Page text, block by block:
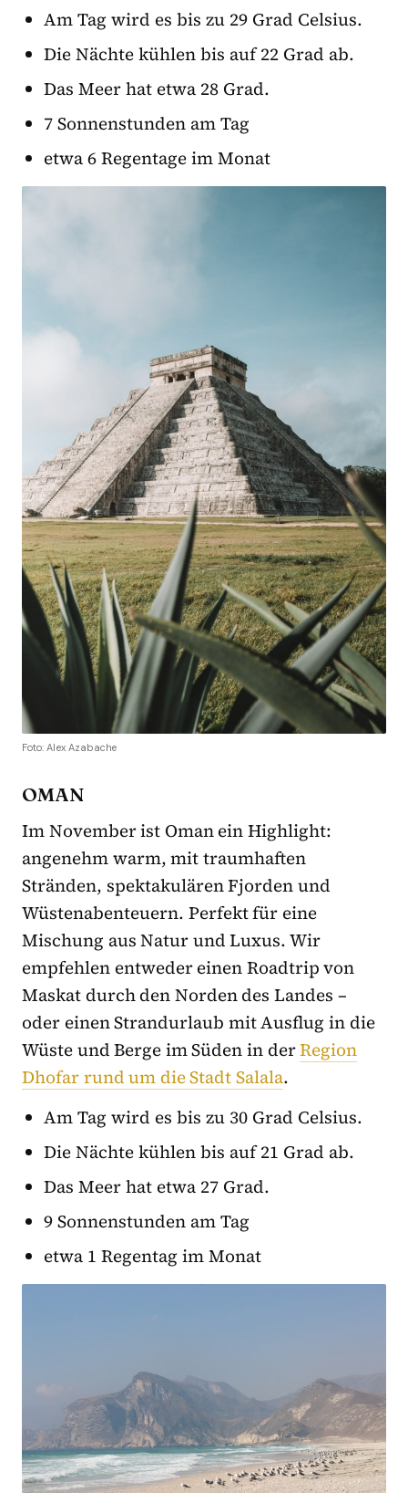
Am Tag wird es bis zu 29 Grad Celsius.
Die Nächte kühlen bis auf 22 Grad ab.
Das Meer hat etwa 28 Grad.
7 Sonnenstunden am Tag
etwa 6 Regentage im Monat
Foto: Alex Azabache
OMAN
Im November ist Oman ein Highlight:
angenehm warm, mit traumhaften
Stränden, spektakulären Fjorden und
Wüstenabenteuern. Perfekt für eine
Mischung aus Natur und Luxus. Wir
empfehlen entweder einen Roadtrip von
Maskat durch den Norden des Landes –
oder einen Strandurlaub mit Ausflug in die
Wüste und Berge im Süden in derRegion
Dhofar rund um die Stadt Salala.
Am Tag wird es bis zu 30 Grad Celsius.
Die Nächte kühlen bis auf 21 Grad ab.
Das Meer hat etwa 27 Grad.
9 Sonnenstunden am Tag
etwa 1 Regentag im Monat